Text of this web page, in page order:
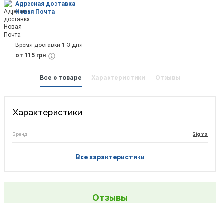
Адресная доставка
Новая Почта
Время доставки 1-3 дня
от 115 грн
Все о товаре Характеристики Отзывы
Характеристики
Бренд Sigma
Все характеристики
Отзывы